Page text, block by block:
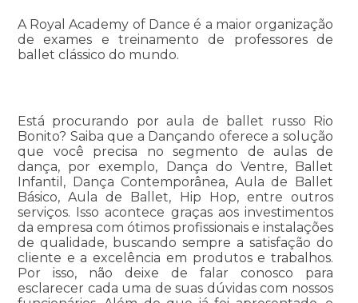
A Royal Academy of Dance é a maior organização
de exames e treinamento de professores de
ballet clássico do mundo.
Está procurando por aula de ballet russo Rio
Bonito? Saiba que a Dançando oferece a solução
que você precisa no segmento de aulas de
dança, por exemplo, Dança do Ventre, Ballet
Infantil, Dança Contemporânea, Aula de Ballet
Básico, Aula de Ballet, Hip Hop, entre outros
serviços. Isso acontece graças aos investimentos
da empresa com ótimos profissionais e instalações
de qualidade, buscando sempre a satisfação do
cliente e a excelência em produtos e trabalhos.
Por isso, não deixe de falar conosco para
esclarecer cada uma de suas dúvidas com nossos